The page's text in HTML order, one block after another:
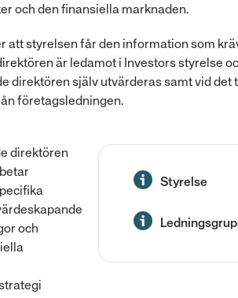
och den finansiella marknaden.
att styrelsen får den information som
är ledamot i Investors styrelse
direktören själv utvärderas samt vid
företagsledningen.
direktören
och
Styrelse